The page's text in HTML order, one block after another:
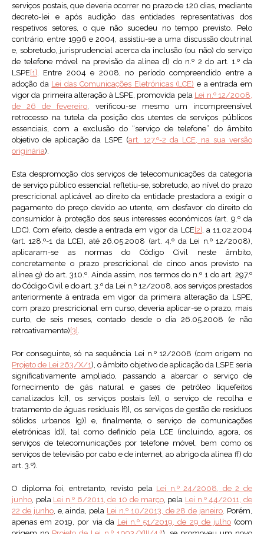
serviços postais, que deveria ocorrer no prazo de 120 dias, mediante
decreto-lei e após audição das entidades representativas dos
respetivos setores, o que não sucedeu no tempo previsto. Pelo
contrário, entre 1996 e 2004, assistiu-se a uma discussão doutrinal
e, sobretudo, jurisprudencial acerca da inclusão (ou não) do serviço
de telefone móvel na previsão da alínea d) do n.º 2 do art. 1.º da
LSPE[1] . Entre 2004 e 2008, no período compreendido entre a
adoção da Lei das Comunicações Eletrónicas (LCE) e a entrada em
vigor da primeira alteração à LSPE, promovida pela Lei n.º 12/2008,
de 26 de fevereiro, verificou-se mesmo um incompreensível
retrocesso na tutela da posição dos utentes de serviços públicos
essenciais, com a exclusão do “serviço de telefone” do âmbito
objetivo de aplicação da LSPE (art. 127.º-2 da LCE, na sua versão
originária).
Esta despromoção dos serviços de telecomunicações da categoria
de serviço público essencial refletiu-se, sobretudo, ao nível do prazo
prescricional aplicável ao direito da entidade prestadora a exigir o
pagamento do preço devido ao utente, em desfavor do direito do
consumidor à proteção dos seus interesses económicos (art. 9.º da
LDC). Com efeito, desde a entrada em vigor da LCE[2] , a 11.02.2004
(art. 128.º-1 da LCE), até 26.05.2008 (art. 4.º da Lei n.º 12/2008),
aplicaram-se as normas do Código Civil neste âmbito,
concretamente o prazo prescricional de cinco anos previsto na
alínea g) do art. 310.º. Ainda assim, nos termos do n.º 1 do art. 297.º
do Código Civil e do art. 3.º da Lei n.º 12/2008, aos serviços prestados
anteriormente à entrada em vigor da primeira alteração da LSPE,
com prazo prescricional em curso, deveria aplicar-se o prazo, mais
curto, de seis meses, contado desde o dia 26.05.2008 (e não
retroativamente) [3] .
Por conseguinte, só na sequência Lei n.º 12/2008 (com origem no
Projeto de Lei 263/X/1), o âmbito objetivo de aplicação da LSPE seria
significativamente ampliado, passando a abarcar o serviço de
fornecimento de gás natural e gases de petróleo liquefeitos
canalizados [c)], os serviços postais [e)], o serviço de recolha e
tratamento de águas residuais [f)], os serviços de gestão de resíduos
sólidos urbanos [g)] e, finalmente, o serviço de comunicações
eletrónicas [d)], tal como definido pela LCE (incluindo, agora, os
serviços de telecomunicações por telefone móvel, bem como os
serviços de televisão por cabo e de internet, ao abrigo da alínea ff) do
art. 3.º).
O diploma foi, entretanto, revisto pela Lei n.º 24/2008, de 2 de
junho, pela Lei n.º 6/2011, de 10 de março, pela Lei n.º 44/2011, de
22 de junho, e, ainda, pela Lei n.º 10/2013, de 28 de janeiro. Porém,
apenas em 2019, por via da Lei n.º 51/2019, de 29 de julho(com